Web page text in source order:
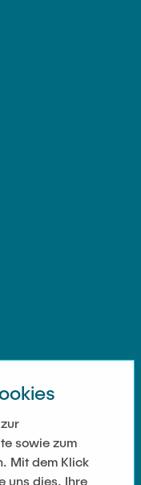
sowie zum
Mit dem Klick
uns dies. Ihre